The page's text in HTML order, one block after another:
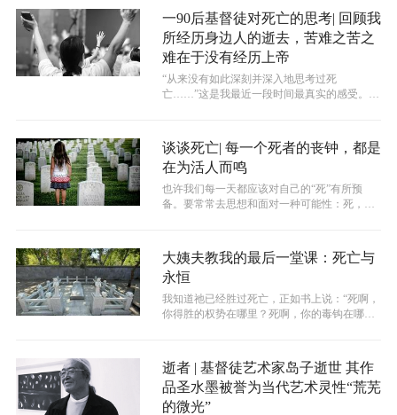
一90后基督徒对死亡的思考| 回顾我
所经历身边人的逝去，苦难之苦之
难在于没有经历上帝
​“从来没有如此深刻并深入地思考过死
亡……”这是我最近一段时间最真实的感受。不
谈谈死亡| 每一个死者的丧钟，都是
在为活人而鸣
也许我们每一天都应该对自己的“死”有所预
备。要常常去思想和面对一种可能性：死，对
大姨夫教我的最后一堂课：死亡与
永恒
我知道祂已经胜过死亡，正如书上说：“死啊，
你得胜的权势在哪里？死啊，你的毒钩在哪
逝者 | 基督徒艺术家岛子逝世 其作
品圣水墨被誉为当代艺术灵性“荒芜
的微光”